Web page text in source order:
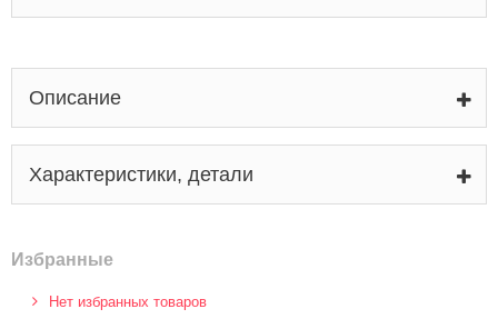
Описание
Характеристики, детали
Избранные
Нет избранных товаров